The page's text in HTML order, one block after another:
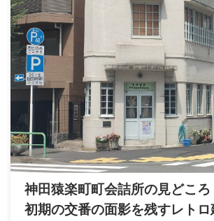
神田猿楽町町会詰所の見どこ
初期の交番の面影を残すレト